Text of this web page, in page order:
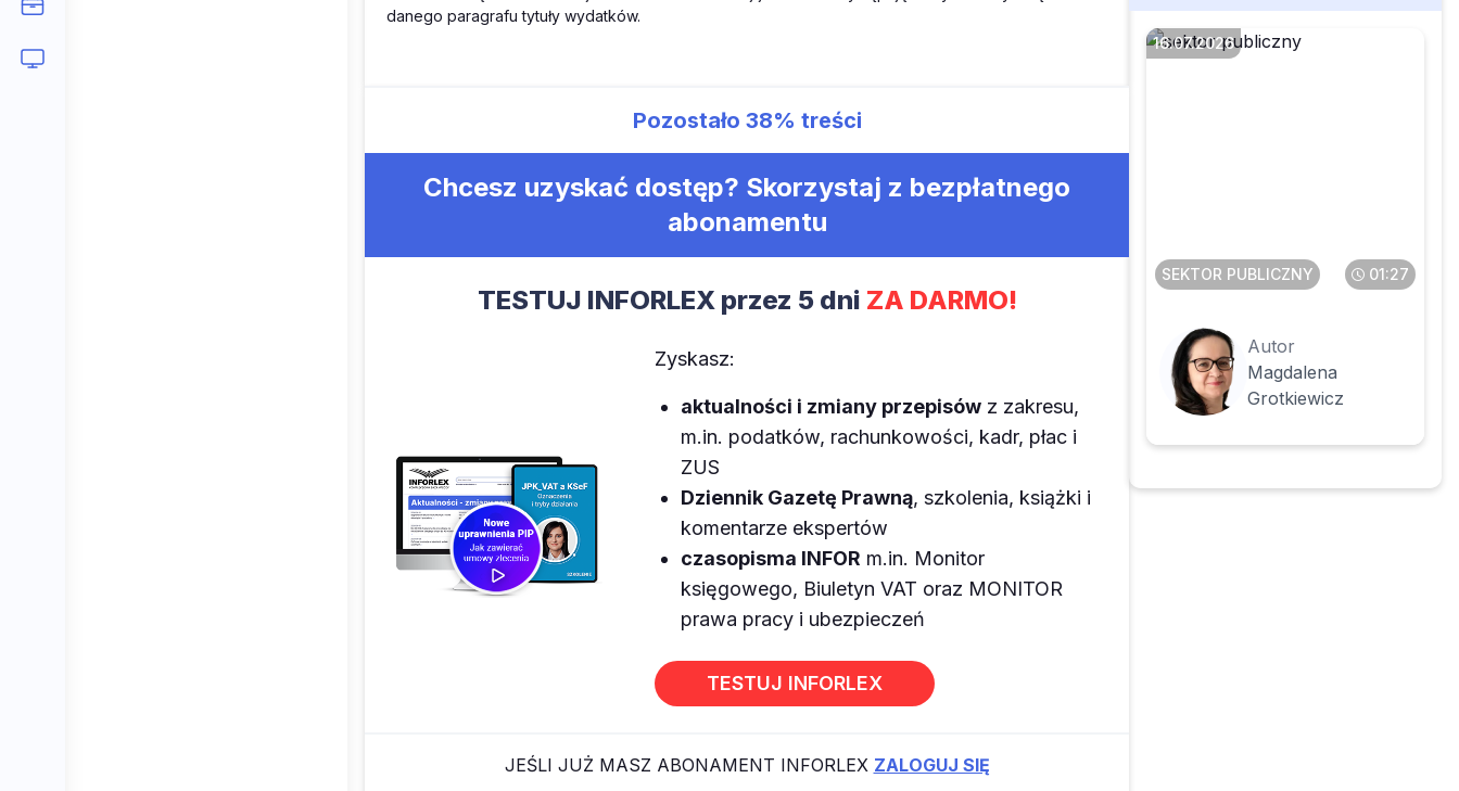
danego paragrafu tytuły wydatków.
Pozostało 38% treści
Chcesz uzyskać dostęp? Skorzystaj z bezpłatnego
abonamentu
TESTUJ INFORLEX przez 5 dni ZA DARMO!
Zyskasz:
aktualności i zmiany przepisówz zakresu,
m.in. podatków, rachunkowości, kadr, płac i
ZUS
Dziennik Gazetę Prawną, szkolenia, książki i
komentarze ekspertów
czasopisma INFOR m.in. Monitor
księgowego, Biuletyn VAT oraz MONITOR
prawa pracy i ubezpieczeń
TESTUJ INFORLEX
JEŚLI JUŻ MASZ ABONAMENT INFORLEX ZALOGUJ SIĘ
16.07.2026
SEKTOR PUBLICZNY 01:27
Autor
Magdalena
Grotkiewicz